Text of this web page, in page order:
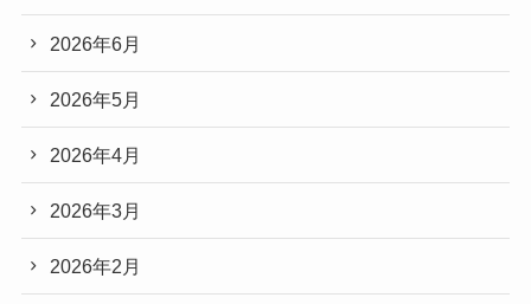
2026年6月
2026年5月
2026年4月
2026年3月
2026年2月